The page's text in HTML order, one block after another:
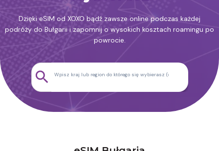
Dzięki eSIM od XOXO bądź zawsze online podczas każdej
podróży do Bułgarii i zapomnij o wysokich kosztach roamingu po
powrocie.